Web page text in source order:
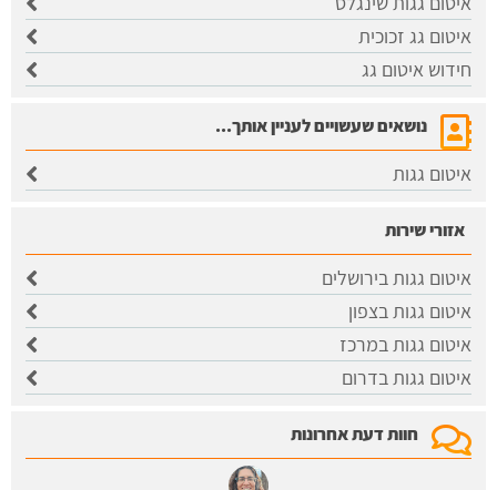
איטום גג זכוכית
חידוש איטום גג
נושאים שעשויים לעניין אותך...
איטום גגות
אזורי שירות
איטום גגות בירושלים
​איטום גגות בצפון
איטום גגות במרכז
איטום גגות בדרום
חוות דעת אחרונות